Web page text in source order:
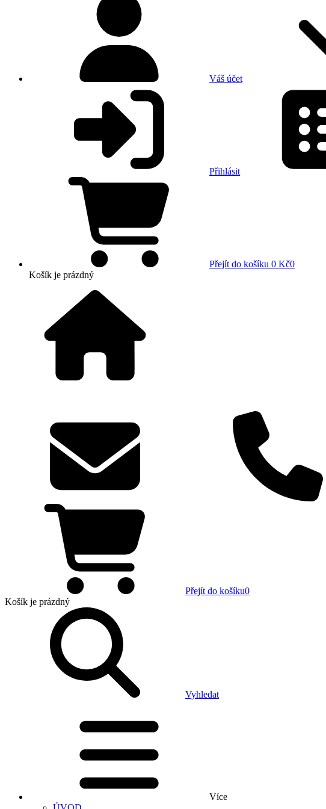
Váš účet
Přihlásit
Přejít do košíku 0 Kč0
Košík je prázdný
Přejít do košíku0
Košík je prázdný
Vyhledat
Více